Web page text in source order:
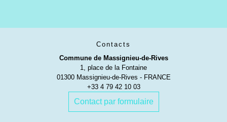
Contacts
Commune de Massignieu-de-Rives
1, place de la Fontaine
01300 Massignieu-de-Rives - FRANCE
+33 4 79 42 10 03
Contact par formulaire